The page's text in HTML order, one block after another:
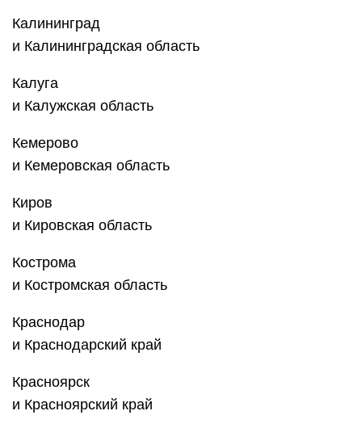
Калининград
и Калининградская область
Калуга
и Калужская область
Кемерово
и Кемеровская область
Киров
и Кировская область
Кострома
и Костромская область
Краснодар
и Краснодарский край
Красноярск
и ‎Красноярский край